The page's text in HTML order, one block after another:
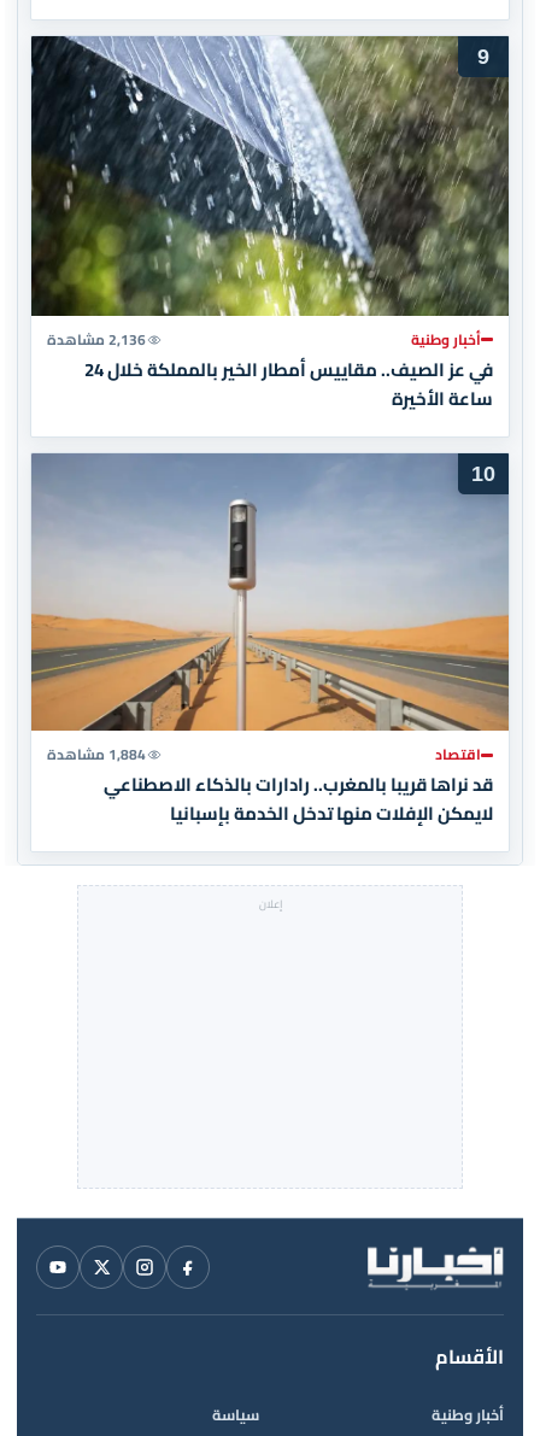
9
أخبار وطنية 2,136 مشاهدة
في عز الصيف.. مقاييس أمطار الخير بالمملكة خلال 24
ساعة الأخيرة
10
اقتصاد 1,884 مشاهدة
قد نراها قريبا بالمغرب.. رادارات بالذكاء الاصطناعي
لايمكن الإفلات منها تدخل الخدمة بإسبانيا
الأقسام
أخبار وطنية
سياسة